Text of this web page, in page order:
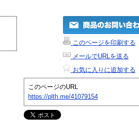
このページを印刷する
メールでURLを送る
お気に入りに追加する
このページのURL
https://plth.me/41079154